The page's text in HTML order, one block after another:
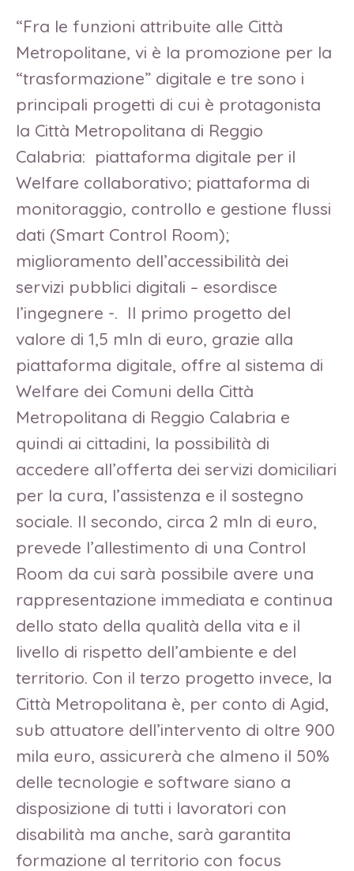
“Fra le funzioni attribuite alle Città
Metropolitane, vi è la promozione per la
“trasformazione” digitale e tre sono i
principali progetti di cui è protagonista
la Città Metropolitana di Reggio
Calabria: piattaforma digitale per il
Welfare collaborativo; piattaforma di
monitoraggio, controllo e gestione flussi
dati (Smart Control Room);
miglioramento dell’accessibilità dei
servizi pubblici digitali – esordisce
l’ingegnere -. Il primo progetto del
valore di 1,5 mln di euro, grazie alla
piattaforma digitale, offre al sistema di
Welfare dei Comuni della Città
Metropolitana di Reggio Calabria e
quindi ai cittadini, la possibilità di
accedere all’offerta dei servizi domiciliari
per la cura, l’assistenza e il sostegno
sociale. Il secondo, circa 2 mln di euro,
prevede l’allestimento di una Control
Room da cui sarà possibile avere una
rappresentazione immediata e continua
dello stato della qualità della vita e il
livello di rispetto dell’ambiente e del
territorio. Con il terzo progetto invece, la
Città Metropolitana è, per conto di Agid,
sub attuatore dell’intervento di oltre 900
mila euro, assicurerà che almeno il 50%
delle tecnologie e software siano a
disposizione di tutti i lavoratori con
disabilità ma anche, sarà garantita
formazione al territorio con focus